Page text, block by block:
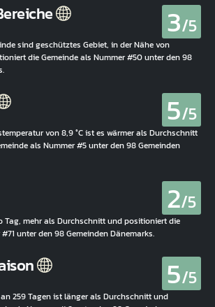
3/5
sind geschütztes Gebiet, in der Nähe von
die Gemeinde als Nummer #50 unter den 98
5/5
von 8,9 °C ist es wärmer als Durchschnitt
als Nummer #5 unter den 98 Gemeinden
2/5
Tag, mehr als Durchschnitt und positioniert die
unter den 98 Gemeinden Dänemarks.
5/5
259 Tagen ist länger als Durchschnitt und